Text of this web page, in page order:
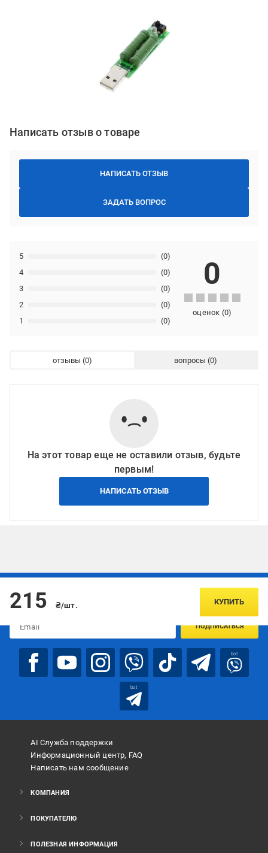
Написать отзыв о товаре
НАПИСАТЬ ОТЗЫВ
ЗАДАТЬ ВОПРОС
1 (0)
2 (0)
3 (0)
4 (0)
5 (0)
0
оценок (0)
отзывы вопросы
На этот товар еще не оставили отзыв, будьте
первым!
НАПИСАТЬ ОТЗЫВ
215 ₴/шт. КУПИТЬ
Подписывайтесь, чтобы узнавать первым об акцияx и
ПОДПИСАТЬСЯ
bot
bot
AI Служба поддержки
Информационный центр, FAQ
Написать нам сообщение
КОМПАНИЯ
ПОКУПАТЕЛЮ
ПОЛЕЗНАЯ ИНФОРМАЦИЯ